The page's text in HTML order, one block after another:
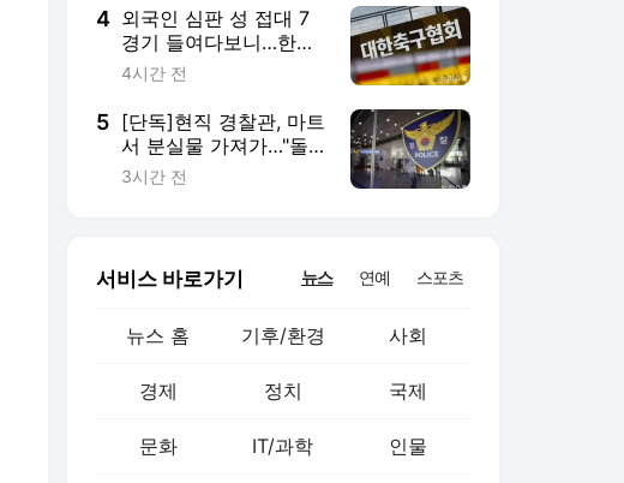
4 외국인 심판 성 접대 7
경기 들여다보니…한국
축구 '5승 2무'
4시간 전
5 [단독]현직 경찰관, 마트
서 분실물 가져가…"돌
려주려했다"
3시간 전
서비스 바로가기 뉴스 연예 스포츠
뉴스 홈 기후/환경 사회
경제 정치 국제
문화 IT/과학 인물